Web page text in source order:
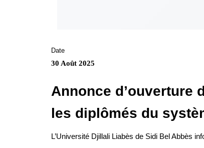
Date
30 Août 2025
Annonce d’ouverture
les diplômés du
L’Université Djillali Liabès de Sidi Bel Abbès